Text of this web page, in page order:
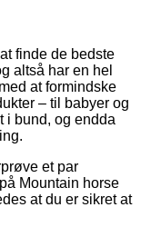
finde de bedste
altså har en hel
at formindske
– til babyer og
i bund, og endda
et par
Mountain horse
at du er sikret at